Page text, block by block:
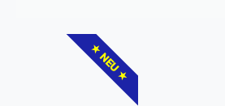
★ NEU ★